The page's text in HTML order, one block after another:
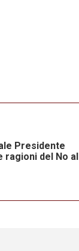
Presidente
ragioni del No al